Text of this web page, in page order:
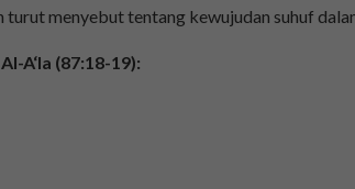
turut menyebut tentang kewujudan suhuf
A‘la (87:18-19):